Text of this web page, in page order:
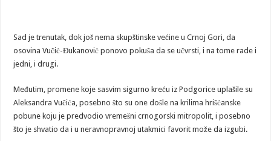
Sad je trenutak, dok još nema skupštinske većine u Crnoj Gori, da
osovina Vučić-Đukanović ponovo pokuša da se učvrsti, i na tome rade i
jedni, i drugi.
Međutim, promene koje sasvim sigurno kreću iz Podgorice uplašile su
Aleksandra Vučića, posebno što su one došle na krilima hrišćanske
pobune koju je predvodio vremešni crnogorski mitropolit, i posebno
što je shvatio da i u neravnopravnoj utakmici favorit može da izgubi.